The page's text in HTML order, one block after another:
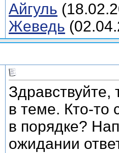
Aйгуль
Жеведь
в теме. Кто-то
в порядке?
ожидании